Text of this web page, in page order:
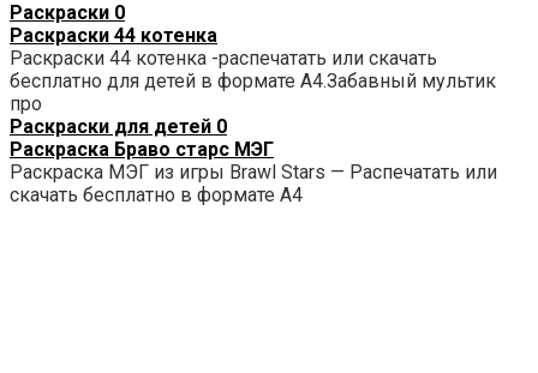
Раскраски 0
Раскраски 44 котенка
Раскраски 44 котенка -распечатать или скачать
бесплатно для детей в формате А4.Забавный мультик
про
Раскраски для детей 0
Раскраска Браво старс МЭГ
Раскраска МЭГ из игры Brawl Stars — Распечатать или
скачать бесплатно в формате А4